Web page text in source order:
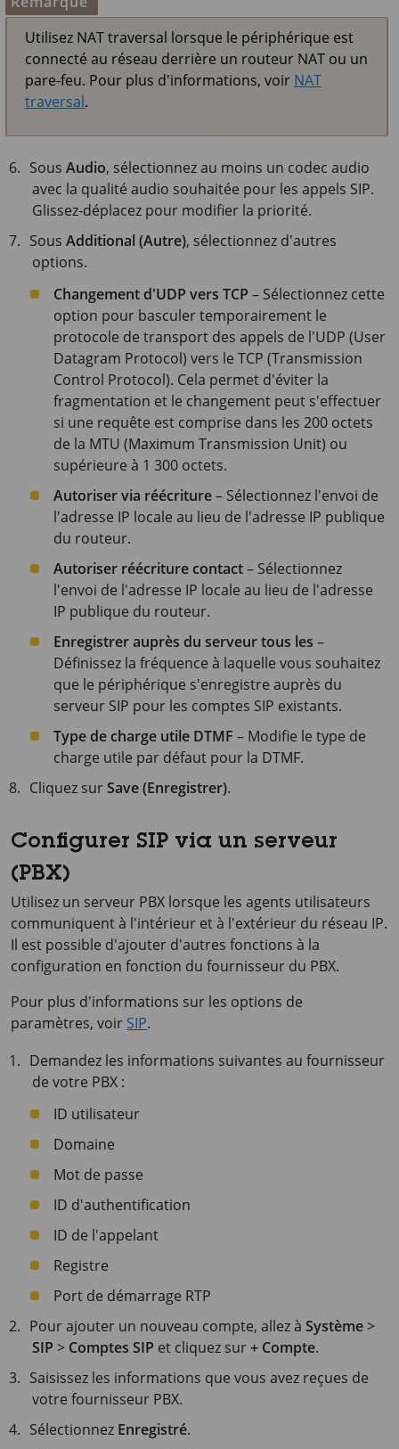
Utilisez NAT traversal lorsque le périphérique est
connecté au réseau derrière un routeur NAT ou un
pare-feu. Pour plus d'informations, voir NAT
traversal.
SousAudio, sélectionnez au moins un codec audio
avec la qualité audio souhaitée pour les appels SIP.
Glissez-déplacez pour modifier la priorité.
SousAdditional (Autre), sélectionnez d'autres
options.
Changement d'UDP vers TCP – Sélectionnez cette
option pour basculer temporairement le
protocole de transport des appels de l'UDP (User
Datagram Protocol) vers le TCP (Transmission
Control Protocol). Cela permet d'éviter la
fragmentation et le changement peut s'effectuer
si une requête est comprise dans les 200 octets
de la MTU (Maximum Transmission Unit) ou
supérieure à 1 300 octets.
Autoriser via réécriture– Sélectionnez l'envoi de
l'adresse IP locale au lieu de l'adresse IP publique
du routeur.
Autoriser réécriture contact– Sélectionnez
l'envoi de l'adresse IP locale au lieu de l'adresse
IP publique du routeur.
Enregistrer auprès du serveur tous les –
Définissez la fréquence à laquelle vous souhaitez
que le périphérique s'enregistre auprès du
serveur SIP pour les comptes SIP existants.
Type de charge utile DTMF – Modifie le type de
charge utile par défaut pour la DTMF.
Cliquez surSave (Enregistrer).
Configurer SIP via un serveur
(PBX)
Utilisez un serveur PBX lorsque les agents utilisateurs
communiquent à l'intérieur et à l'extérieur du réseau IP.
Il est possible d'ajouter d'autres fonctions à la
configuration en fonction du fournisseur du PBX.
Pour plus d'informations sur les options de
paramètres, voir SIP.
Demandez les informations suivantes au fournisseur
de votre PBX :
ID utilisateur
Domaine
Mot de passe
ID d'authentification
ID de l'appelant
Registre
Port de démarrage RTP
Pour ajouter un nouveau compte, allez àSystème>
SIP > Comptes SIP et cliquez sur+ Compte.
Saisissez les informations que vous avez reçues de
votre fournisseur PBX.
Sélectionnez Enregistré.